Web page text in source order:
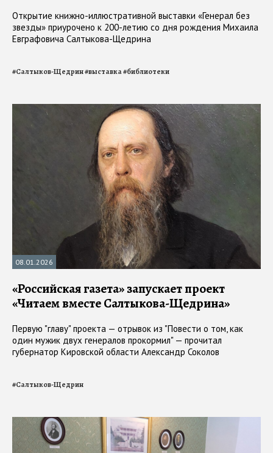
Открытие книжно-иллюстративной выставки «Генерал без
звезды» приурочено к 200-летию со дня рождения Михаила
Евграфовича Салтыкова-Щедрина
#Салтыков-Щедрин#выставка#библиотеки
08.01.2026
«Российская газета» запускает проект
«Читаем вместе Салтыкова-Щедрина»
Первую "главу" проекта — отрывок из "Повести о том, как
один мужик двух генералов прокормил" — прочитал
губернатор Кировской области Александр Соколов
#Салтыков-Щедрин